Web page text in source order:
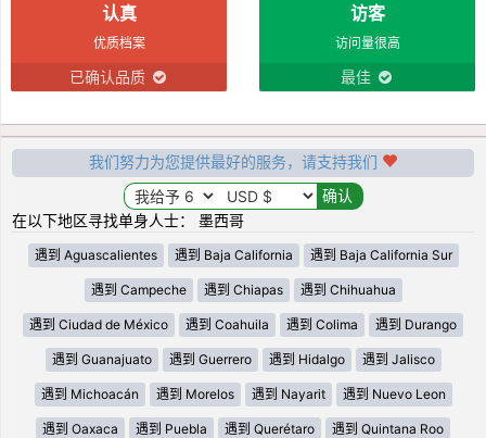
认真
优质档案
已确认品质
访客
访问量很高
最佳
我们努力为您提供最好的服务，请支持我们
在以下地区寻找单身人士： 墨西哥
遇到 Aguascalientes 遇到 Baja California 遇到 Baja California Sur
遇到 Campeche 遇到 Chiapas 遇到 Chihuahua
遇到 Ciudad de México 遇到 Coahuila 遇到 Colima 遇到 Durango
遇到 Guanajuato 遇到 Guerrero 遇到 Hidalgo 遇到 Jalisco
遇到 Michoacán 遇到 Morelos 遇到 Nayarit 遇到 Nuevo Leon
遇到 Oaxaca 遇到 Puebla 遇到 Querétaro 遇到 Quintana Roo